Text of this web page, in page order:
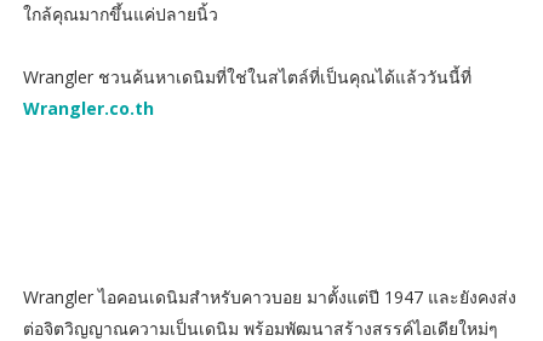
ใกล้คุณมากขึ้นแค่ปลายนิ้ว
Wrangler ชวนค้นหาเดนิมที่ใช่ในสไตล์ที่เป็นคุณได้แล้ววันนี้ที่
Wrangler.co.th
Wrangler ไอคอนเดนิมสำหรับคาวบอย มาตั้งแต่ปี 1947 และยังคงส่ง
ต่อจิตวิญญาณความเป็นเดนิม พร้อมพัฒนาสร้างสรรค์ไอเดียใหม่ๆ